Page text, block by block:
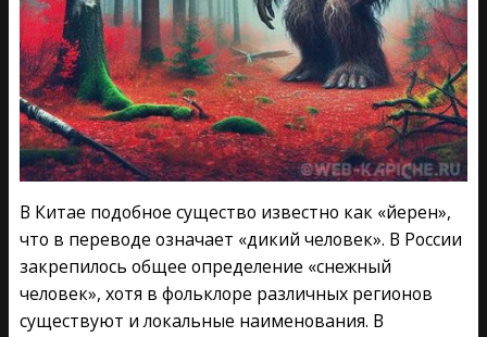
В Китае подобное существо известно как «йерен»,
что в переводе означает «дикий человек». В России
закрепилось общее определение «снежный
человек», хотя в фольклоре различных регионов
существуют и локальные наименования. В